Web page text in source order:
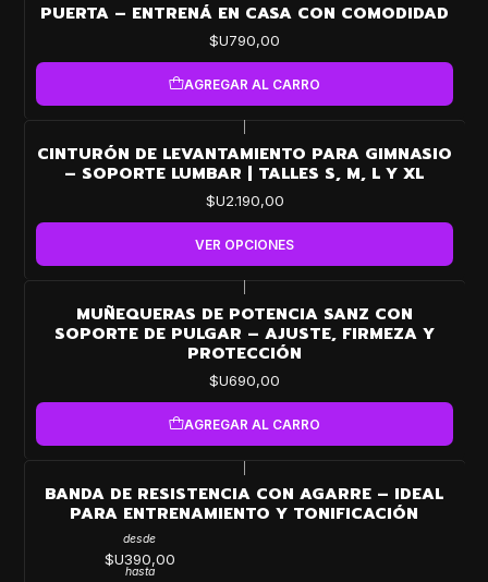
PUERTA – ENTRENÁ EN CASA CON COMODIDAD
$U790,00
AGREGAR AL CARRO
CINTURÓN DE LEVANTAMIENTO PARA GIMNASIO
– SOPORTE LUMBAR | TALLES S, M, L Y XL
$U2.190,00
VER OPCIONES
MUÑEQUERAS DE POTENCIA SANZ CON
SOPORTE DE PULGAR – AJUSTE, FIRMEZA Y
PROTECCIÓN
$U690,00
AGREGAR AL CARRO
BANDA DE RESISTENCIA CON AGARRE – IDEAL
PARA ENTRENAMIENTO Y TONIFICACIÓN
desde
$U390,00
hasta